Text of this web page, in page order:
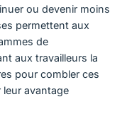
ou devenir moins
permettent aux
de
aux travailleurs la
pour combler ces
avantage